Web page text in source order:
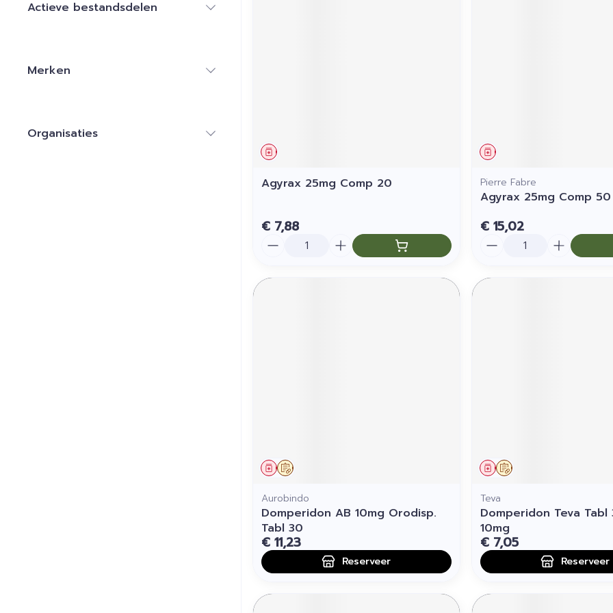
Actieve bestandsdelen
Merken
Organisaties
Geneesmiddel
Agyrax 25mg Comp 20
€ 7,88
Geneesmiddel
Pierre Fabre
Agyrax 25mg Comp 50
€ 15,02
Op voorschrift
Geneesmiddel
Aurobindo
Domperidon AB 10mg Orodisp.
Tabl 30
€ 11,23
Reserveer
Op voorschrift
Geneesmiddel
Teva
Domperidon Teva Tabl
10mg
€ 7,05
Reserveer